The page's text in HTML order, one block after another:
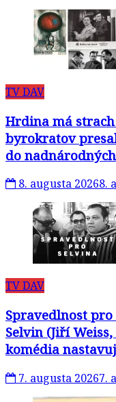
TV DAV
Hrdina má
byrokratov
do
8. augusta 20268.
TV DAV
Spravedlnost
Selvin (Jiří
komédia
7. augusta 20267.